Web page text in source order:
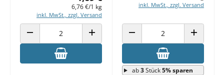
6,76 €/1 kg
inkl. MwSt., zzgl. Versand
ANZAHL VERRINGERN ANZAHL ERHÖHEN
inkl. MwSt., zzgl. Versand
ANZAHL VERRINGERN ANZAHL
ab3Stück5% sparen